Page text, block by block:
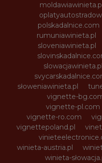
polskadalnice.com
rumuniawinieta.pl
sloveniawinieta.pl
slowacjawinieta.pl
słoweniawinieta.pl
vignette-
vignette-pl.com
vignette-ro.com
vignettepoland.pl
winieta-austria.pl
winieta-